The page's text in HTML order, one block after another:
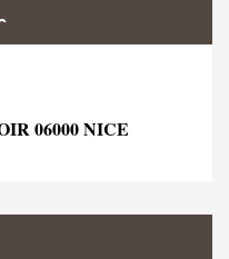
06000 NICE